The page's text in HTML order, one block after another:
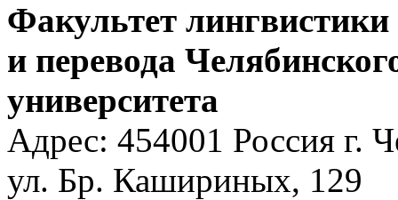
Факультет лингвистики
и перевода
университета
Адрес: 454001 Россия г.
ул. Бр. Кашириных, 129